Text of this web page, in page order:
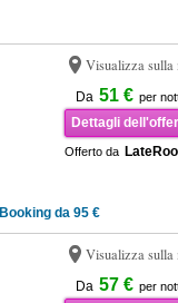
Visualizza sulla
Da 51 € per
Dettagli
Offerto da
Booking da 95 €
Visualizza sulla
Da 57 € per